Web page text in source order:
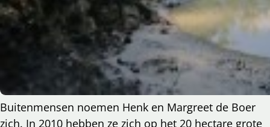
Buitenmensen noemen Henk en Margreet de Boer
zich. In 2010 hebben ze zich op het 20 hectare grote